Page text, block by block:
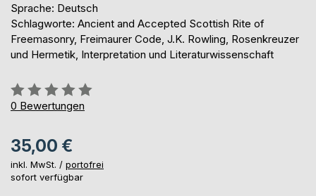
Sprache: Deutsch
Schlagworte: Ancient and Accepted Scottish Rite of
Freemasonry, Freimaurer Code, J.K. Rowling, Rosenkreuzer
und Hermetik, Interpretation und Literaturwissenschaft
Bewertung::
0%
0 Bewertungen
35,00 €
inkl. MwSt. / portofrei
sofort verfügbar